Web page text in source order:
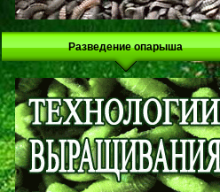
Разведение опарыша